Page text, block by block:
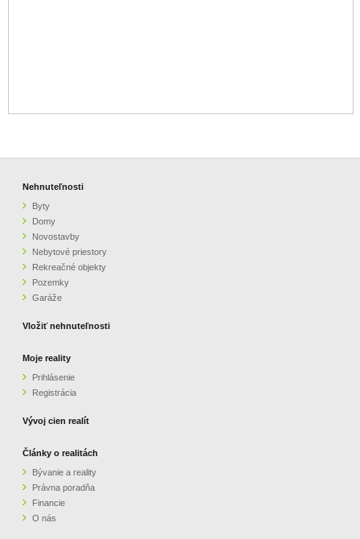
Nehnuteľnosti
Byty
Domy
Novostavby
Nebytové priestory
Rekreačné objekty
Pozemky
Garáže
Vložiť nehnuteľnosti
Moje reality
Prihlásenie
Registrácia
Vývoj cien realít
Články o realitách
Bývanie a reality
Právna poradňa
Financie
O nás